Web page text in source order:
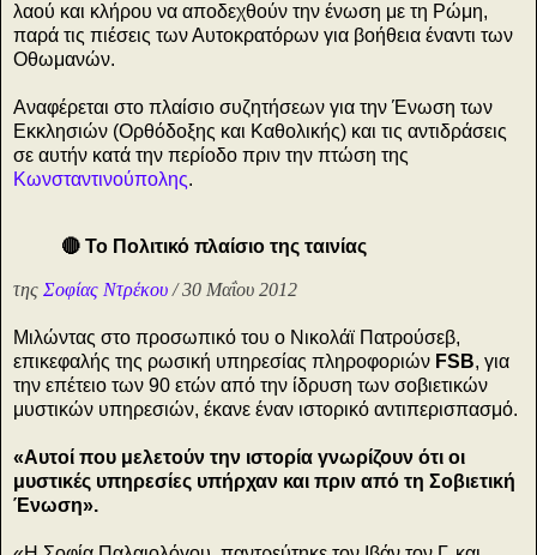
λαού και κλήρου να αποδεχθούν την ένωση με τη Ρώμη,
παρά τις πιέσεις των Αυτοκρατόρων για βοήθεια έναντι των
Οθωμανών.
Αναφέρεται στο πλαίσιο συζητήσεων για την Ένωση των
Εκκλησιών (Ορθόδοξης και Καθολικής) και τις αντιδράσεις
σε αυτήν κατά την περίοδο πριν την πτώση της
Κωνσταντινούπολης.
🔴 Το Πολιτικό πλαίσιο της ταινίας
της Σοφίας Ντρέκου / 30 Μαΐου 2012
Μιλώντας στο προσωπικό του ο Νικολάϊ Πατρούσεβ,
επικεφαλής της ρωσική υπηρεσίας πληροφοριών FSB, για
την επέτειο των 90 ετών από την ίδρυση των σοβιετικών
μυστικών υπηρεσιών, έκανε έναν ιστορικό αντιπερισπασμό.
«Αυτοί που μελετούν την ιστορία γνωρίζουν ότι οι
μυστικές υπηρεσίες υπήρχαν και πριν από τη Σοβιετική
Ένωση».